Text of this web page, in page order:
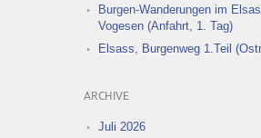
Burgen-Wanderungen im
Vogesen (Anfahrt, 1. Tag)
Elsass, Burgenweg 1.Teil
ARCHIVE
Juli 2026